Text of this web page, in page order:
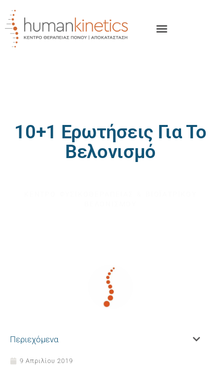
10+1 Ερωτήσεις Για Το
Βελονισμό
Περιεχόμενα
9 Απριλίου 2019